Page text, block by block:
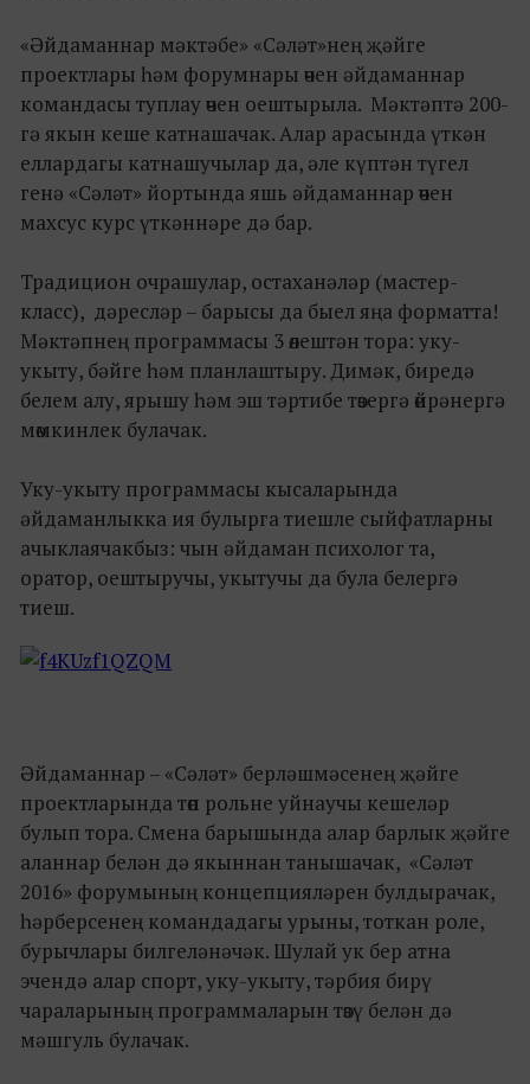
«Әйдаманнар мәктәбе» «Сәләт»нең җәйге
проектлары һәм форумнары өчен әйдаманнар
командасы туплау өчен оештырыла. Мәктәптә 200-
гә якын кеше катнашачак. Алар арасында үткән
еллардагы катнашучылар да, әле күптән түгел
генә «Сәләт» йортында яшь әйдаманнар өчен
махсус курс үткәннәре дә бар.
Традицион очрашулар, остаханәләр (мастер-
класс), дәресләр – барысы да быел яңа форматта!
Мәктәпнең программасы 3 өлештән тора: уку-
укыту, бәйге һәм планлаштыру. Димәк, биредә
белем алу, ярышу һәм эш тәртибе төзергә өйрәнергә
мөмкинлек булачак.
Уку-укыту программасы кысаларында
әйдаманлыкка ия булырга тиешле сыйфатларны
ачыклаячакбыз: чын әйдаман психолог та,
оратор, оештыручы, укытучы да була белергә
тиеш.
Әйдаманнар – «Сәләт» берләшмәсенең җәйге
проектларында төп рольне уйнаучы кешеләр
булып тора. Смена барышында алар барлык җәйге
аланнар белән дә якыннан танышачак, «Сәләт
2016» форумының концепцияләрен булдырачак,
һәрберсенең командадагы урыны, тоткан роле,
бурычлары билгеләнәчәк. Шулай ук бер атна
эчендә алар спорт, уку-укыту, тәрбия бирү
чараларының программаларын төзү белән дә
мәшгуль булачак.